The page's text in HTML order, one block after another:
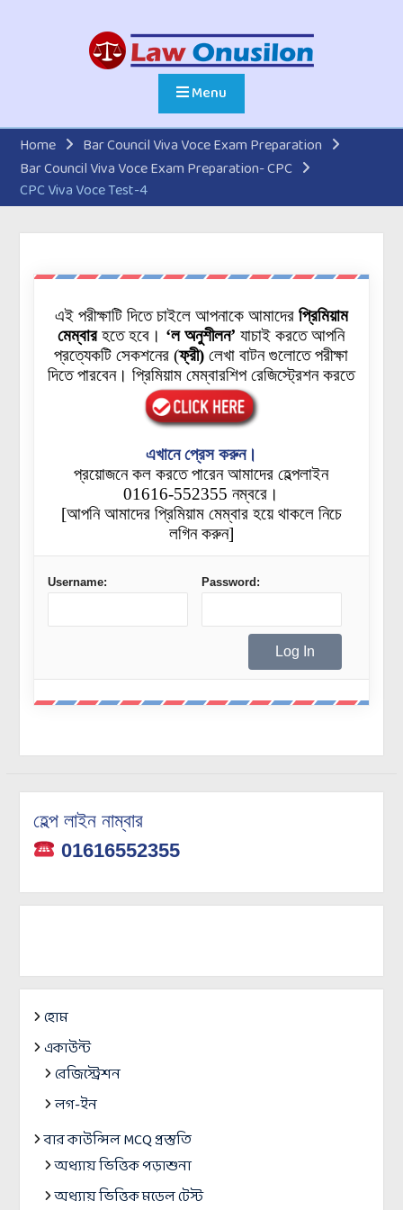
Menu
Home
Bar Council Viva Voce Exam Preparation
Bar Council Viva Voce Exam Preparation- CPC
CPC Viva Voce Test-4
এই পরীক্ষাটি দিতে চাইলে আপনাকে আমাদের প্রিমিয়াম
মেম্বারহতে হবে। ‘ল অনুশীলন’ যাচাই করতে আপনি
প্রত্যেকটিসেকশনের (ফ্রী) লেখা বাটন গুলোতে পরীক্ষা
দিতে পারবেন। প্রিমিয়াম মেম্বারশিপ রেজিস্ট্রেশন করতে
এখানে প্রেস করুন।
প্রয়োজনে কল করতে পারেন আমাদের হেল্পলাইন
01616-552355 নম্বরে।
[আপনি আমাদের প্রিমিয়াম মেম্বার হয়ে থাকলে নিচে
লগিন করুন]
Username: Password:
হেল্প লাইন নাম্বার
01616552355
হোম
একাউন্ট
রেজিস্ট্রেশন
লগ-ইন
বার কাউন্সিল MCQ প্রস্তুতি
অধ্যায় ভিত্তিক পড়াশুনা
অধ্যায় ভিত্তিক মডেল টেস্ট